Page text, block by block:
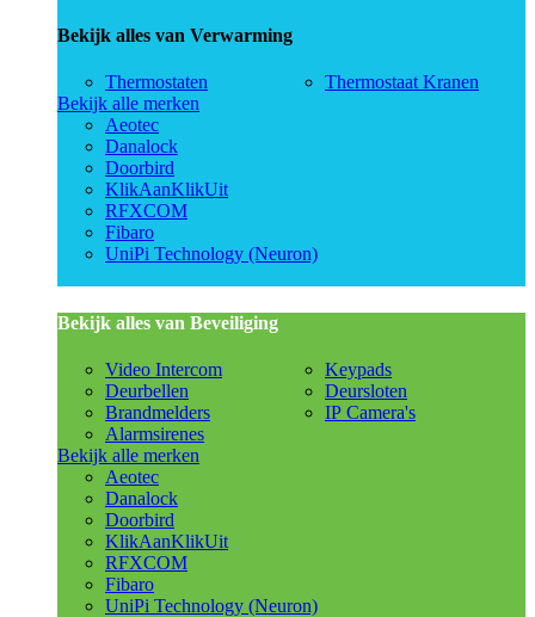
Bekijk alles van Verwarming
Thermostaten
Thermostaat Kranen
Bekijk alle merken
Aeotec
Danalock
Doorbird
KlikAanKlikUit
RFXCOM
Fibaro
UniPi Technology (Neuron)
Bekijk alles van Beveiliging
Video Intercom
Deurbellen
Brandmelders
Alarmsirenes
Keypads
Deursloten
IP Camera's
Bekijk alle merken
Aeotec
Danalock
Doorbird
KlikAanKlikUit
RFXCOM
Fibaro
UniPi Technology (Neuron)